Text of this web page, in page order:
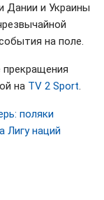
Дании и Украины
на поле.
прекращения
на TV 2 Sport
поляки
Лигу наций